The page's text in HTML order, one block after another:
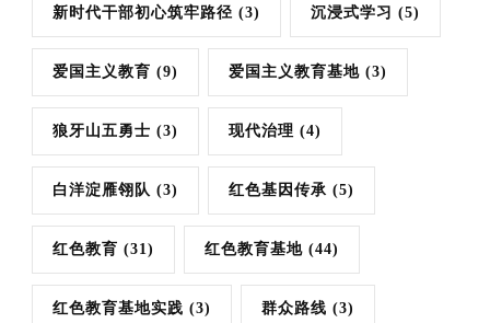
新时代干部初心筑牢路径 (3) 沉浸式学习 (5)
爱国主义教育 (9) 爱国主义教育基地 (3)
狼牙山五勇士 (3) 现代治理 (4)
白洋淀雁翎队 (3) 红色基因传承 (5)
红色教育 (31) 红色教育基地 (44)
红色教育基地实践 (3) 群众路线 (3)